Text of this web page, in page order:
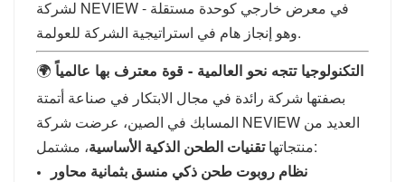
لشركة NEVIEW في معرض خارجي كوحدة مستقلة -
وهو إنجاز هام في استراتيجية الشركة للعولمة.
🌍 التكنولوجيا تتجه نحو العالمية - قوة معترف بها عالمياً
بصفتها شركة رائدة في مجال الابتكار في صناعة أتمتة
المسابك في الصين، عرضت شركة NEVIEW العديد من
منتجاتهاتقنيات الطحن الذكية الأساسية
، مشتمل:
نظام روبوت طحن ذكي منسق بثمانية محاور